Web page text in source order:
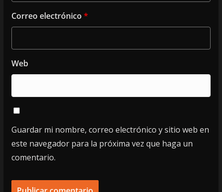
Correo electrónico *
Web
Guardar mi nombre, correo electrónico y sitio web en
este navegador para la próxima vez que haga un
comentario.